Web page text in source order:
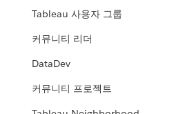
Tableau 사용자 그룹
커뮤니티 리더
DataDev
커뮤니티 프로젝트